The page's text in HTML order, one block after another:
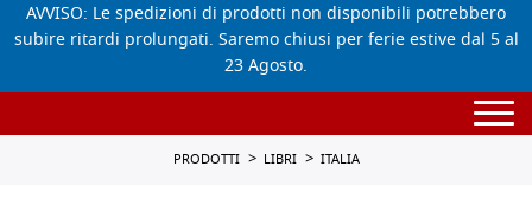
AVVISO: Le spedizioni di prodotti non disponibili potrebbero
subire ritardi prolungati. Saremo chiusi per ferie estive dal 5 al
23 Agosto.
PRODOTTI LIBRI ITALIA